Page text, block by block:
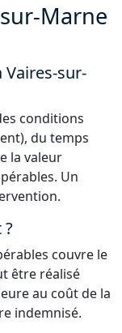
Marne
sur-
conditions
du temps
la valeur
Un
couvre le
être réalisé
au coût de la
indemnisé.